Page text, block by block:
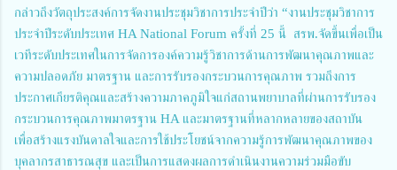
กล่าวถึงวัตถุประสงค์การจัดงานประชุมวิชาการประจำปีว่า “งานประชุมวิชาการ
ประจำปีระดับประเทศ HA National Forum ครั้งที่ 25 นี้ สรพ.จัดขึ้นเพื่อเป็น
เวทีระดับประเทศในการจัดการองค์ความรู้วิชาการด้านการพัฒนาคุณภาพและ
ความปลอดภัย มาตรฐาน และการรับรองกระบวนการคุณภาพ รวมถึงการ
ประกาศเกียรติคุณและสร้างความภาคภูมิใจแก่สถานพยาบาลที่ผ่านการรับรอง
กระบวนการคุณภาพมาตรฐาน HA และมาตรฐานที่หลากหลายของสถาบัน
เพื่อสร้างแรงบันดาลใจและการใช้ประโยชน์จากความรู้การพัฒนาคุณภาพของ
บุคลากรสาธารณสุข และเป็นการแสดงผลการดำเนินงานความร่วมมือขับ